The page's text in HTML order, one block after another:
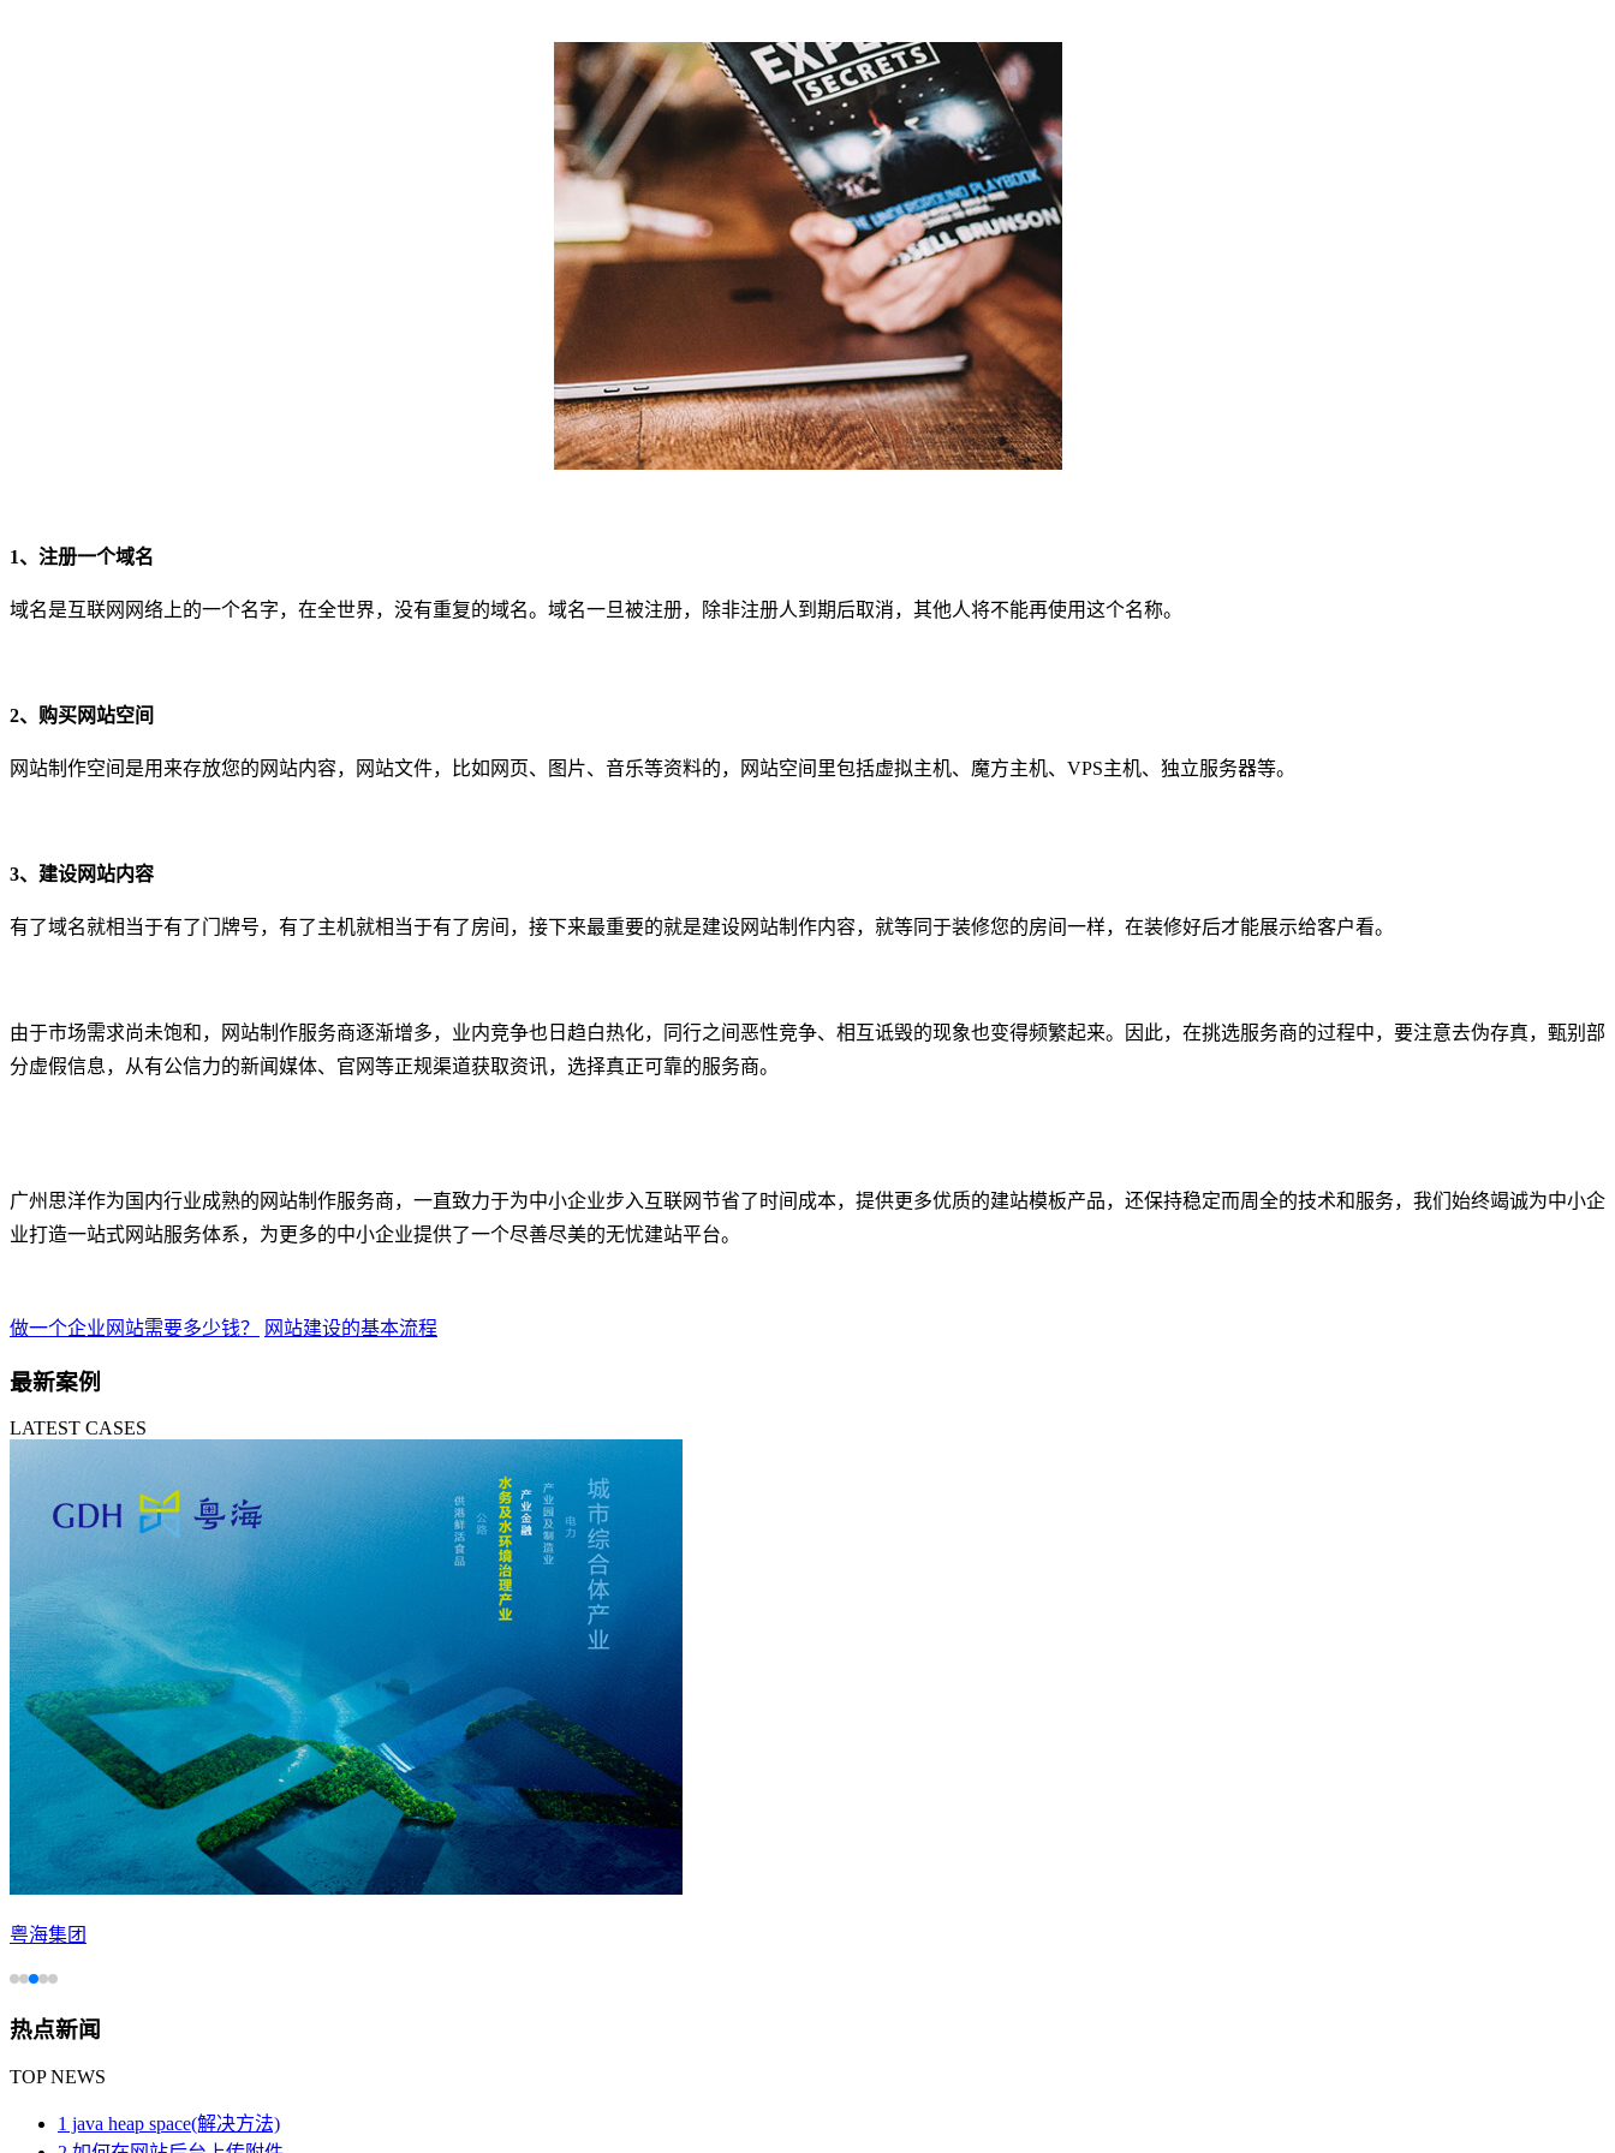
1、注册一个域名
域名是互联网网络上的一个名字，在全世界，没有重复的域名。域名一旦被注册，除非注册人到期后取消，其他人将不能再使用这个名称。
2、购买网站空间
网站制作空间是用来存放您的网站内容，网站文件，比如网页、图片、音乐等资料的，网站空间里包括虚拟主机、魔方主机、VPS主机、独立服务器等。
3、建设网站内容
有了域名就相当于有了门牌号，有了主机就相当于有了房间，接下来最重要的就是建设网站制作内容，就等同于装修您的房间一样，在装修好后才能展示给客户看。
由于市场需求尚未饱和，网站制作服务商逐渐增多，业内竞争也日趋白热化，同行之间恶性竞争、相互诋毁的现象也变得频繁起来。因此，在挑选服务商的过程中，要注意去伪存真，甄别部
分虚假信息，从有公信力的新闻媒体、官网等正规渠道获取资讯，选择真正可靠的服务商。
广州思洋作为国内行业成熟的网站制作服务商，一直致力于为中小企业步入互联网节省了时间成本，提供更多优质的建站模板产品，还保持稳定而周全的技术和服务，我们始终竭诚为中小企
业打造一站式网站服务体系，为更多的中小企业提供了一个尽善尽美的无忧建站平台。
做一个企业网站需要多少钱？ 网站建设的基本流程
最新案例
LATEST CASES
粤海集团
热点新闻
TOP NEWS
1 java heap space(解决方法)